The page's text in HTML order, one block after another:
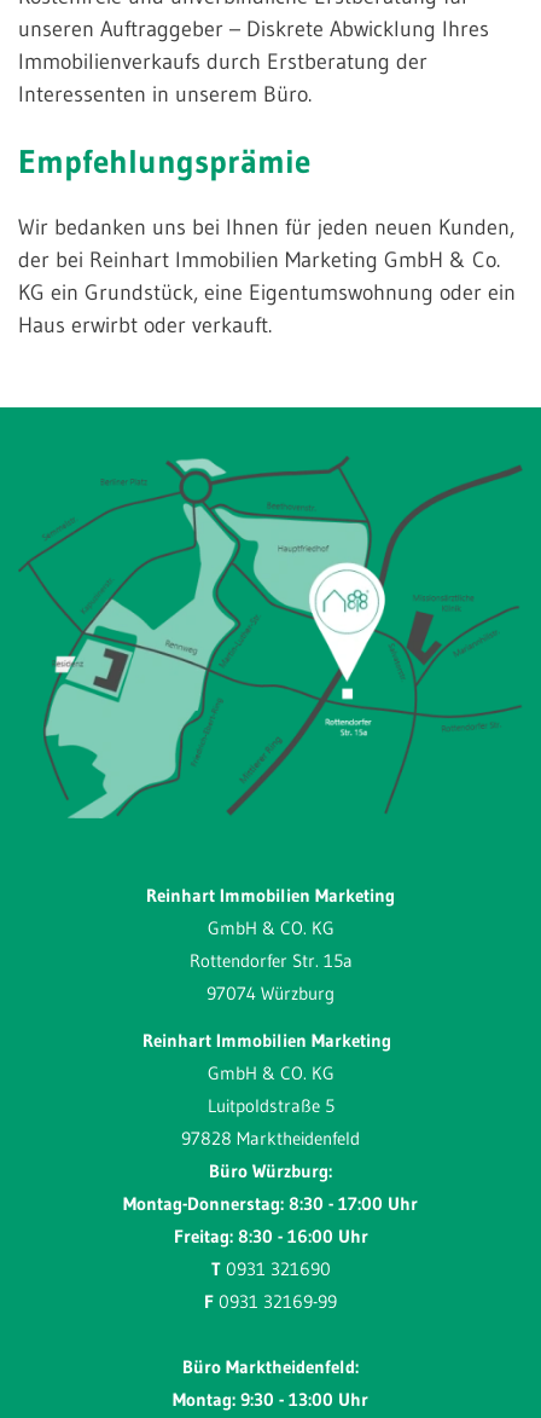
unseren Auftraggeber – Diskrete Abwicklung Ihres
Immobilienverkaufs durch Erstberatung der
Interessenten in unserem Büro.
Empfehlungsprämie
Wir bedanken uns bei Ihnen für jeden neuen Kunden,
der bei Reinhart Immobilien Marketing GmbH & Co.
KG ein Grundstück, eine Eigentumswohnung oder ein
Haus erwirbt oder verkauft.
Reinhart Immobilien Marketing
GmbH & CO. KG
Rottendorfer Str. 15a
97074 Würzburg
Reinhart Immobilien Marketing
GmbH & CO. KG
Luitpoldstraße 5
97828 Marktheidenfeld
Büro Würzburg:
Montag-Donnerstag: 8:30 - 17:00 Uhr
Freitag: 8:30 - 16:00 Uhr
T 0931 321690
F 0931 32169-99
Büro Marktheidenfeld:
Montag: 9:30 - 13:00 Uhr